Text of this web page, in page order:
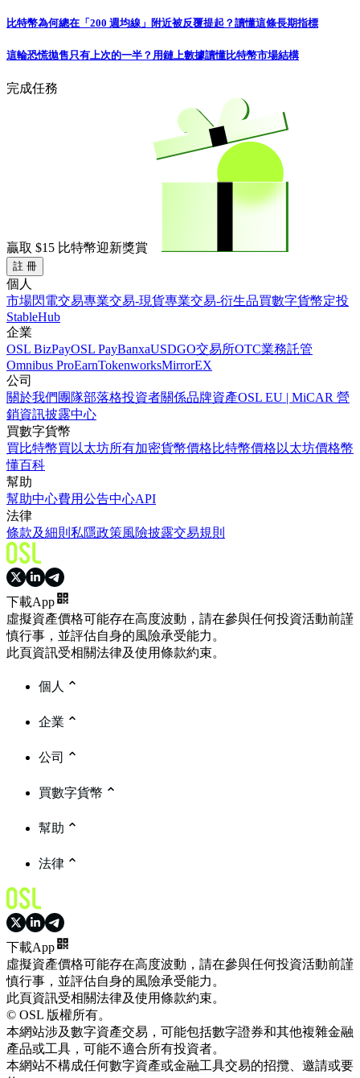
比特幣為何總在「200 週均線」附近被反覆提起？讀懂這條長期指標
這輪恐慌拋售只有上次的一半？用鏈上數據讀懂比特幣市場結構
完成任務
贏取 $15 比特幣迎新獎賞
註 冊
個人
市場閃電交易專業交易-現貨專業交易-衍生品買數字貨幣定投
StableHub
企業
OSL BizPayOSL PayBanxaUSDGO交易所OTC業務託管
Omnibus ProEarnTokenworksMirrorEX
公司
關於我們 團隊部落格投資者關係品牌資產OSL EU | MiCAR 營
銷資訊披露中心
買數字貨幣
買比特幣買以太坊所有加密貨幣價格比特幣價格 以太坊價格幣
懂百科
幫助
幫助中心費用公告中心API
法律
條款及細則 私隱政策風險披露交易規則
下載App
虛擬資產價格可能存在高度波動，請在參與任何投資活動前謹
慎行事，並評估自身的風險承受能力。
此頁資訊受相關法律及使用條款約束。
個人
企業
公司
買數字貨幣
幫助
法律
下載App
虛擬資產價格可能存在高度波動，請在參與任何投資活動前謹
慎行事，並評估自身的風險承受能力。
此頁資訊受相關法律及使用條款約束。
© OSL 版權所有。
本網站涉及數字資產交易，可能包括數字證券和其他複雜金融
產品或工具，可能不適合所有投資者。
本網站不構成任何數字資產或金融工具交易的招攬、邀請或要